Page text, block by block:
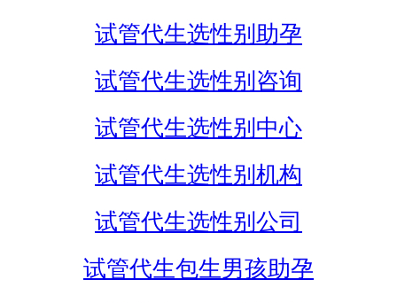
试管代生选性别助孕
试管代生选性别咨询
试管代生选性别中心
试管代生选性别机构
试管代生选性别公司
试管代生包生男孩助孕